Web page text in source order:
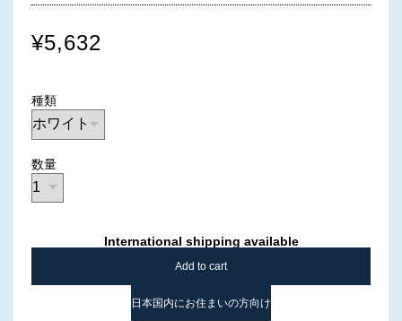
¥5,632
種類
数量
International shipping available
Add to cart
日本国内にお住まいの方向け